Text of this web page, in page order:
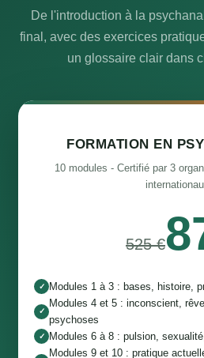
De l'introduction à la
final, avec des exercices
un glossaire clair dans
FORMATION EN
10 modules - Certifié par 3
525 €
✓ Modules 1 à 3 : bases, histoire,
✓
Modules 4 et 5 : inconscient,
psychoses
✓ Modules 6 à 8 : pulsion,
Modules 9 et 10 : pratique